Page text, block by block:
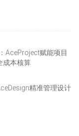
AceProject赋能项目
成本核算
精准管理设计